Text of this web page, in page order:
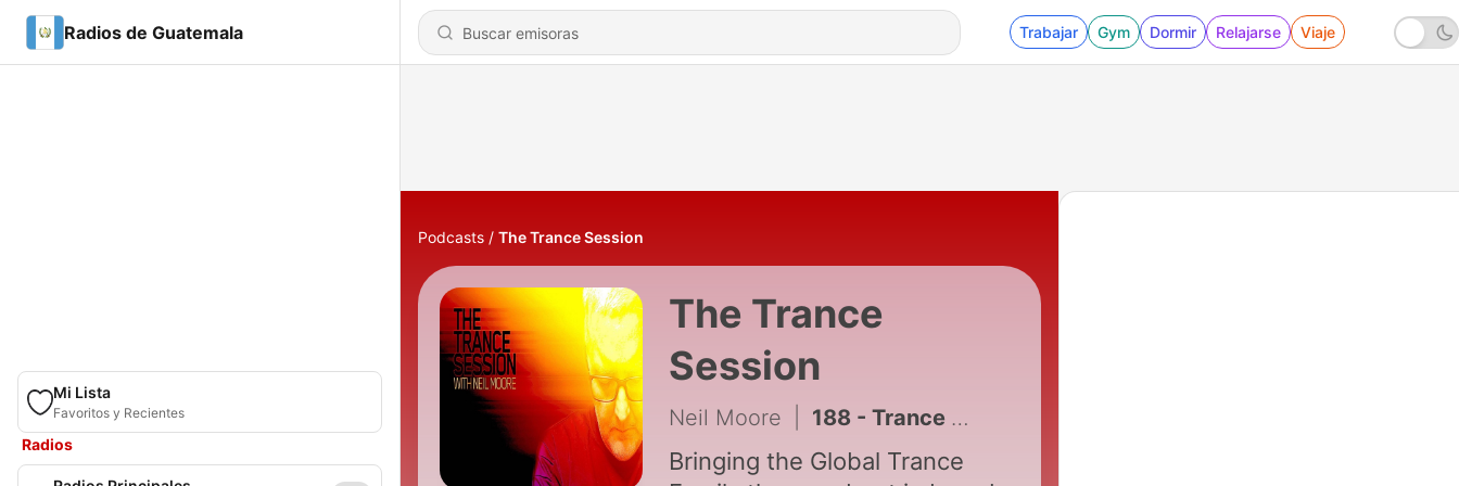
Radios de Guatemala Trabajar Gym Dormir Relajarse Viaje
Mi Lista
Favoritos y Recientes
Radios
Podcasts The Trance Session
The Trance
Session
Neil Moore 188 - Trance Session (307)
Bringing the Global Trance